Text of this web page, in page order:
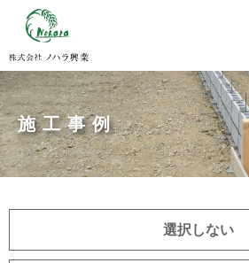
施工事例
選択しない